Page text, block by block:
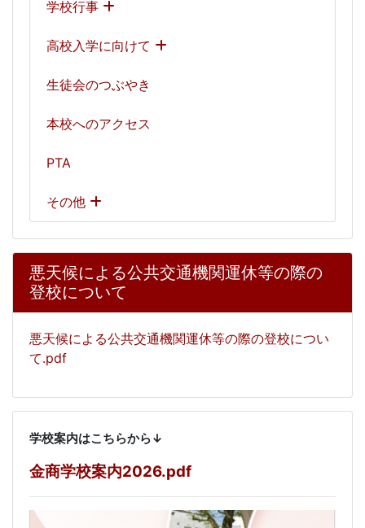
学校行事
高校入学に向けて
生徒会のつぶやき
本校へのアクセス
PTA
その他
悪天候による公共交通機関運休等の際の
登校について
悪天候による公共交通機関運休等の際の登校につい
て.pdf
学校案内はこちらから↓
金商学校案内2026.pdf